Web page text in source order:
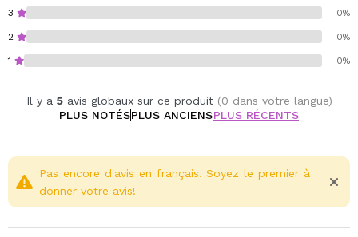
3 0%
2 0%
1 0%
Il y a 5avis globaux sur ce produit (0 dans votre langue)
PLUS NOTÉSPLUS ANCIENSPLUS RÉCENTS
Pas encore d'avis en français. Soyez le premier à
donner votre avis!